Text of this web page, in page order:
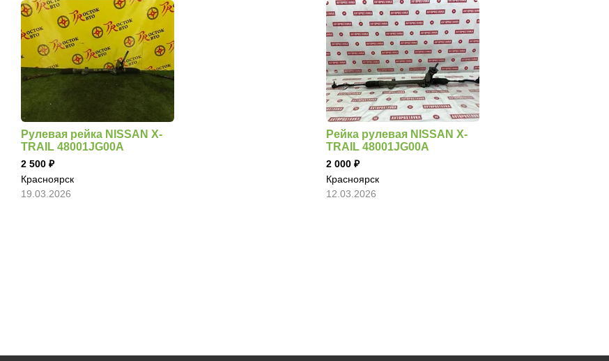
Рулевая рейка NISSAN X-
TRAIL 48001JG00A
2 500
Красноярск
19.03.2026
Рейка рулевая NISSAN X-
TRAIL 48001JG00A
2 000
Красноярск
12.03.2026